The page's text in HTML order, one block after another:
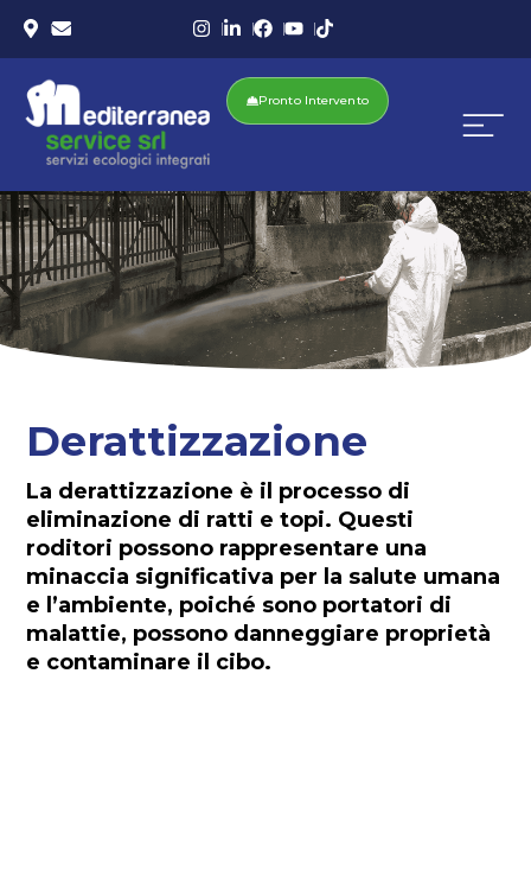
Pronto Intervento
Derattizzazione
La derattizzazione è il processo di
eliminazione di ratti e topi. Questi
roditori possono rappresentare una
minaccia significativa per la salute umana
e l’ambiente, poiché sono portatori di
malattie, possono danneggiare proprietà
e contaminare il cibo.